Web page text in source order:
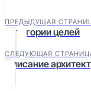
ПРЕДЫДУЩАЯ
Категории целей
СЛЕДУЮЩАЯ
Описание